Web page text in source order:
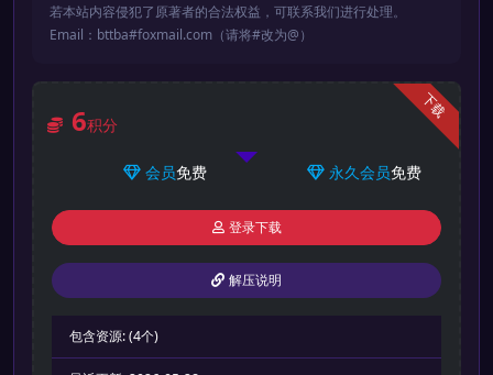
若本站内容侵犯了原著者的合法权益，可联系我们进行处理。
Email：bttba#foxmail.com（请将#改为@）
下载
6积分
会员免费 永久会员免费
登录下载
解压说明
包含资源:(4个)